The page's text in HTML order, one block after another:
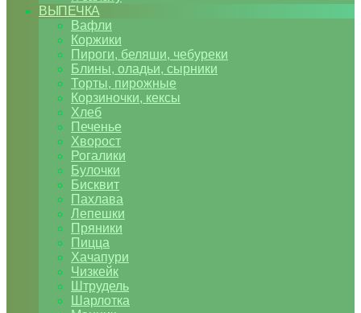
ВЫПЕЧКА
Вафли
Коржики
Пироги, беляши, чебуреки
Блины, оладьи, сырники
Торты, пирожные
Корзиночки, кексы
Хлеб
Печенье
Хворост
Рогалики
Булочки
Бисквит
Пахлава
Лепешки
Пряники
Пицца
Хачапури
Чизкейк
Штрудель
Шарлотка